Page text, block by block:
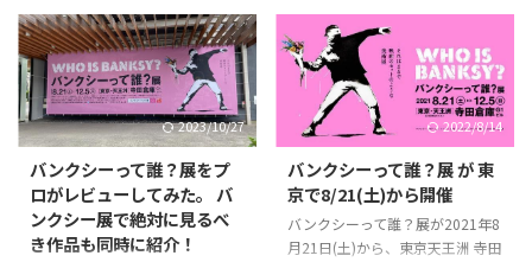
2023年6月15日、バンクシーは
自身の公式インスタに最新の個展
の情報を公開しました。 この投
稿で、バンクシーは14年ぶりの
公式展「CUT & RUN」の開催を
発表。 まずは、実際の投稿がこ
る Banksy(@banksy)がシェアし
た投稿 コメント欄には特に何も
書かれていません。 ですが、唯
一「Link in BIO＝プロフィール欄
5日までロンドンの「Leake
Street」という通りで伝説のスト
リートアートフェスティバル
「Cans Festival＝カンズフェステ
ィバル」を開催しました。 ここ
はロンドンにある有名な観覧車
「London Eye」から徒歩3分の場
所。かつて、ユーロスターで使わ
れたロンドンのウォータールー駅
の下にあるトンネルの中でした。
当時、ここは立ちションのアンモ
2023/10/27
バンクシーって誰？展をプ
ロがレビューしてみた。 バ
ンクシー展で絶対に見るべ
き作品も同時に紹介！
2022/8/14
バンクシーって誰？展 が 東
京で8/21(土)から開催
バンクシーって誰？展が2021年8
月21日(土)から、東京天王洲 寺田